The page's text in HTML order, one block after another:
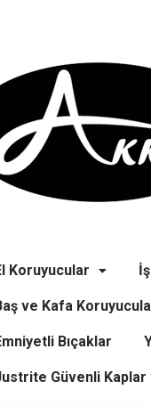
Koruyucular
ve Kafa
Bıçaklar
Güvenli Kaplar